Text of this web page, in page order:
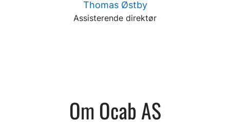
Thomas Østby
Assisterende direktør
Om Ocab AS